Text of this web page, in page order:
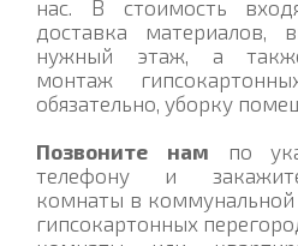
нас. В стоимость
доставка материалов,
нужный этаж, а также
монтаж
обязательно, уборку
Позвоните нам по
телефону и
комнаты в коммунальной
гипсокартонных